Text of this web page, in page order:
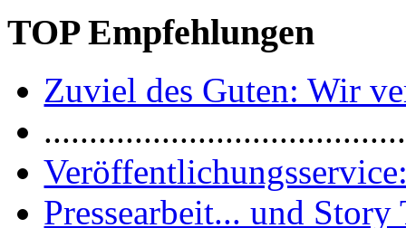
TOP Empfehlungen
Zuviel des Guten: Wir
Pressearbeit... und